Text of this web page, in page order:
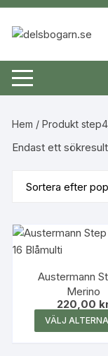
Hoppa
innehåll
Hem / Produkt
Endast ett
Austermann
Merino
220,00
VÄLJ